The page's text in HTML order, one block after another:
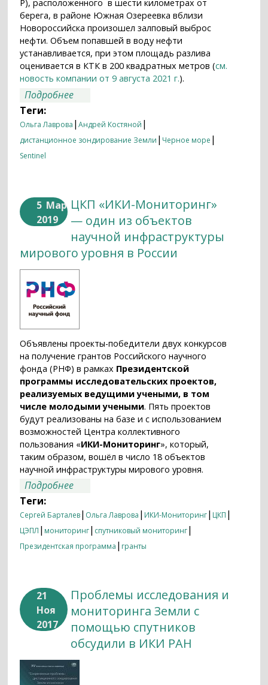
Р), расположенного в шести километрах от
берега, в районе Южная Озереевка вблизи
Новороссийска произошел залповый выброс
нефти. Объем попавшей в воду нефти
устанавливается, при этом площадь разлива
оценивается в КТК в 200 квадратных метров (см.
новость компании от 9 августа 2021 г.).
Подробнее
Теги:
Ольга Лаврова |Андрей Костяной |
дистанционное зондирование Земли | Черное море |
Sentinel
5 Мар
2019
ЦКП «ИКИ-Мониторинг»
— один из объектов
научной инфраструктуры
мирового уровня в России
Объявлены проекты-победители двух конкурсов
на получение грантов Российского научного
фонда (РНФ) в рамках Президентской
программы исследовательских проектов,
реализуемых ведущими учеными, в том
числе молодыми учеными. Пять проектов
будут реализованы на базе и с использованием
возможностей Центра коллективного
пользования «ИКИ-Мониторинг», который,
таким образом, вошёл в число 18 объектов
научной инфраструктуры мирового уровня.
Подробнее
мирового уровня в России
Теги:
Сергей Барталев| Ольга Лаврова | ИКИ-Мониторинг| ЦКП |
ЦЭПЛ | мониторинг| спутниковый мониторинг|
Президентская программа | гранты
21
Ноя
2017
Проблемы исследования и
мониторинга Земли с
помощью спутников
обсудили в ИКИ РАН